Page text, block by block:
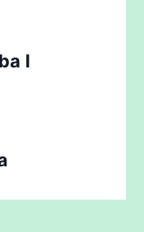
I